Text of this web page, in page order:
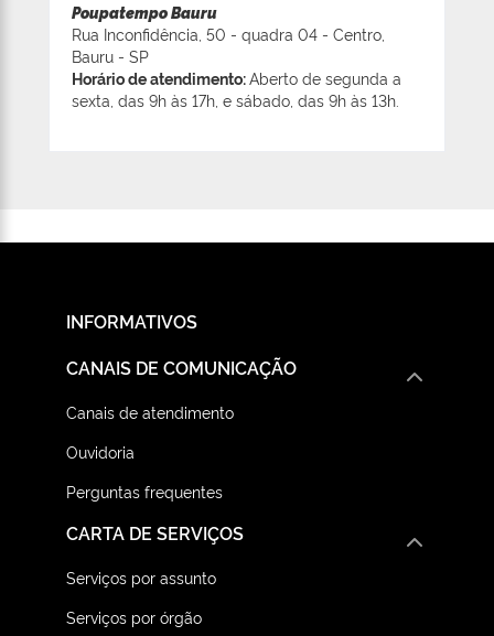
Poupatempo Bauru
Rua Inconfidência, 50 - quadra 04 - Centro,
Bauru - SP
Horário de atendimento:Aberto de segunda a
sexta, das 9h às 17h, e sábado, das 9h às 13h.
INFORMATIVOS
CANAIS DE COMUNICAÇÃO
Canais de atendimento
Ouvidoria
Perguntas frequentes
CARTA DE SERVIÇOS
Serviços por assunto
Serviços por órgão